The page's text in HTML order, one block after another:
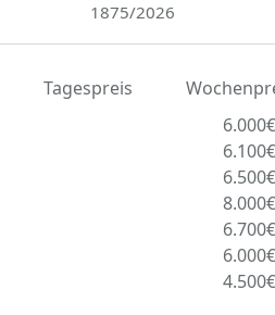
1875/2026
Tagespreis